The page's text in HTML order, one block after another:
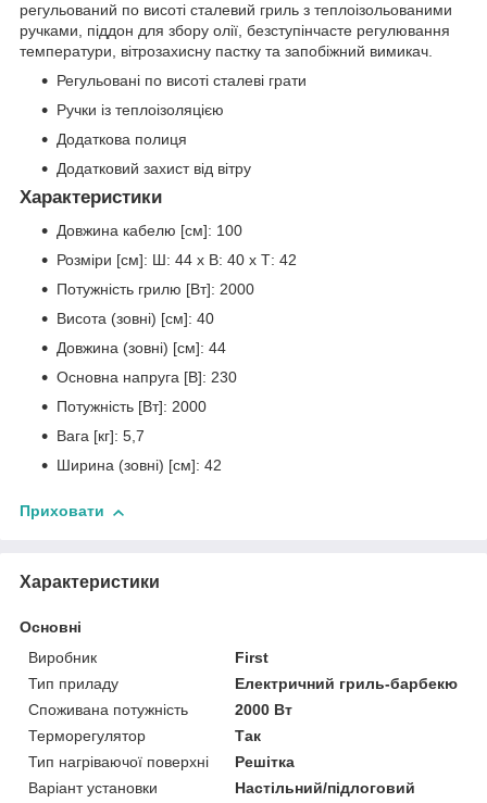
регульований по висоті сталевий гриль з теплоізольованими
ручками, піддон для збору олії, безступінчасте регулювання
температури, вітрозахисну пастку та запобіжний вимикач.
Регульовані по висоті сталеві грати
Ручки із теплоізоляцією
Додаткова полиця
Додатковий захист від вітру
Характеристики
Довжина кабелю [см]: 100
Розміри [см]: Ш: 44 х В: 40 х Т: 42
Потужність грилю [Вт]: 2000
Висота (зовні) [см]: 40
Довжина (зовні) [см]: 44
Основна напруга [В]: 230
Потужність [Вт]: 2000
Вага [кг]: 5,7
Ширина (зовні) [см]: 42
Приховати
Характеристики
Основні
Виробник
First
Тип приладу
Електричний гриль-барбекю
Споживана потужність
2000 Вт
Терморегулятор
Так
Тип нагріваючої поверхні
Решітка
Варіант установки
Настільний/підлоговий